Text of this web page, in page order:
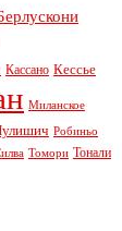
Кассано Кессье
Миланское
Робиньо
Томори Тонали